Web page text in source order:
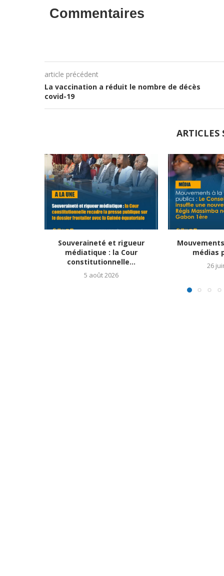
Commentaires
article précédent
La vaccination a réduit le nombre de décès
covid-19
ARTICLES
Souveraineté et rigueur
médiatique : la Cour
constitutionnelle...
5 août 2026
médias
26